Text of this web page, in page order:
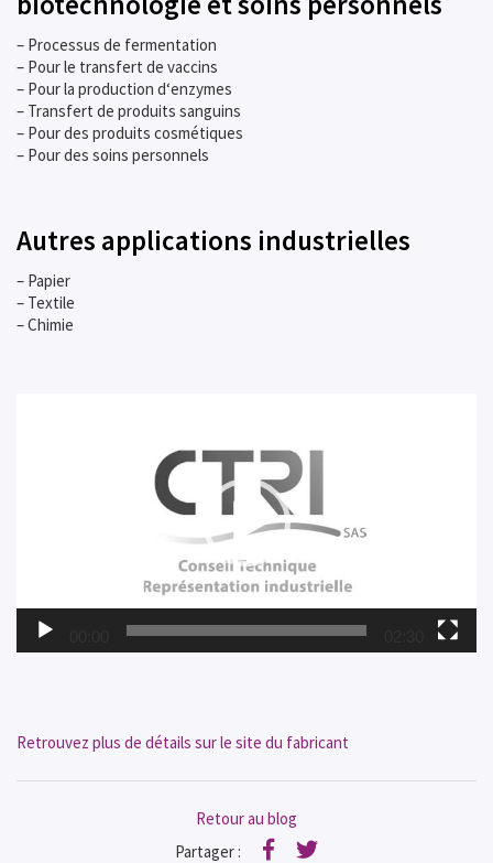
– Processus de fermentation
– Pour le transfert de vaccins
– Pour la production d‘enzymes
– Transfert de produits sanguins
– Pour des produits cosmétiques
– Pour des soins personnels
Autres applications industrielles
– Papier
– Textile
– Chimie
Retrouvez plus de détails sur le site du fabricant
Retour au blog
Partager :
Facebook